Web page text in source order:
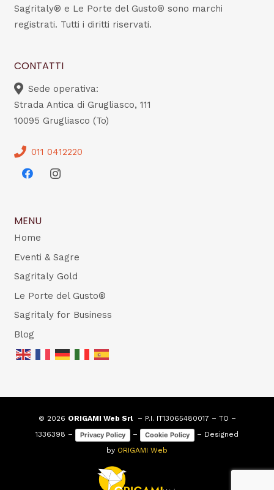
Sagritaly® e Le Porte del Gusto® sono marchi
registrati. Tutti i diritti riservati.
CONTATTI
Sede operativa:
Strada Antica di Grugliasco, 111
10095 Grugliasco (To)
011 0412220
MENU
Home
Eventi & Sagre
Sagritaly Gold
Le Porte del Gusto®
Sagritaly for Business
Blog
© 2026 ORIGAMI Web Srl– P.I. IT13065480017 – TO –
1336398 –
Privacy Policy – Cookie Policy
– Designed
by ORIGAMI Web